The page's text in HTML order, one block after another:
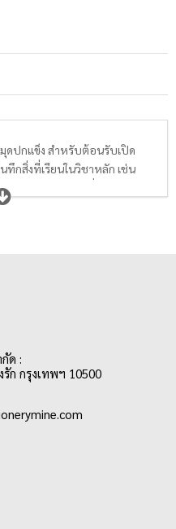
ดปกแข็ง สำหรับต้อนรับเปิด
ทึกสิ่งที่เรียนในวิชาหลัก เช่น
ภาษาอังกฤษ หรืออื่นๆ จุดเด่น
ากกระดาษแข็งหุ้มด้วย
ด :
ก กรุงเทพฯ 10500